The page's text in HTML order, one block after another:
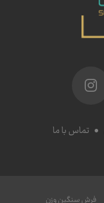
تماس با ما
فرش سنگین وزن